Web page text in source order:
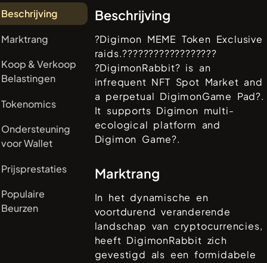
Beschrijving
Marktrang
Koop & Verkoop
Belastingen
Tokenomics
Ondersteuning
voor Wallet
Prijsprestaties
Populaire
Beurzen
Beschrijving
?Digimon MEME Token Exclusive
raids.??????????????????
?DigimonRabbit? is an
infrequent NFT Spot Market and
a perpetual DigimonGame Pad?.
It supports Digimon multi-
ecological platform and
Digimon Game?.
Marktrang
In het dynamische en
voortdurend veranderende
landschap van cryptocurrencies,
heeft DigimonRabbit zich
gevestigd als een formidabele